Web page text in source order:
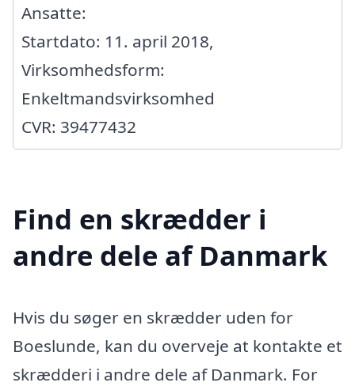
Ansatte:
Startdato: 11. april 2018,
Virksomhedsform:
Enkeltmandsvirksomhed
CVR: 39477432
Find en skrædder i
andre dele af Danmark
Hvis du søger en skrædder uden for
Boeslunde, kan du overveje at kontakte et
skrædderi i andre dele af Danmark. For